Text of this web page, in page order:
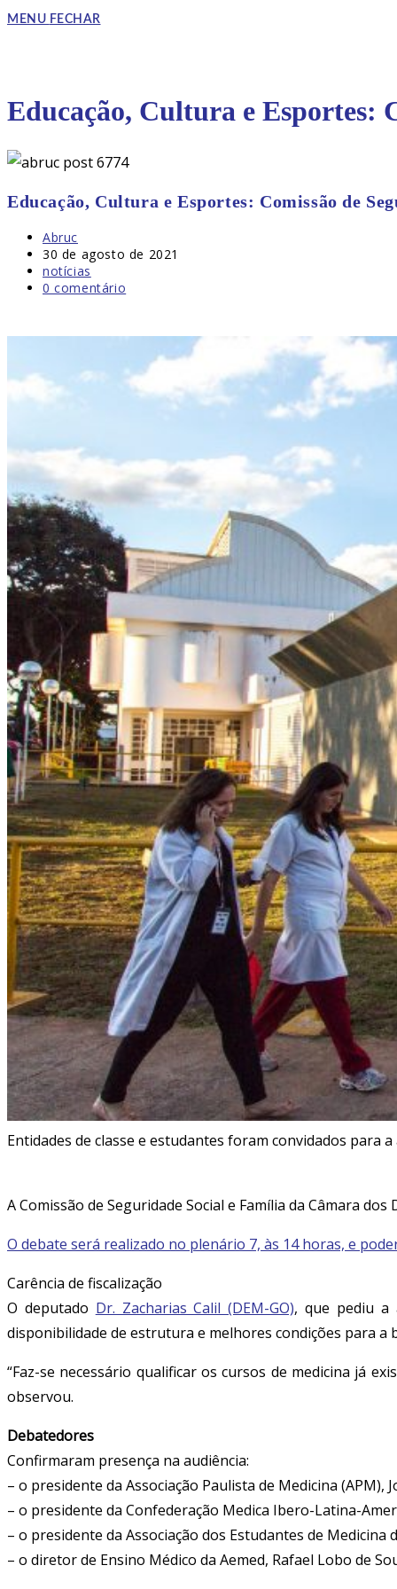
SITE
panel.
MENU FECHAR
Educação, Cultura e Esportes:
Educação, Cultura e Esportes: Comissão de
Autor
do
post:
Abruc
Post
publicado:
30 de agosto de 2021
Categoria
do
notícias
Comentários
0 comentário
Entidades de classe e estudantes foram convidados para a
A Comissão de Seguridade Social e Família da Câmara
O debate será realizado no plenário 7, às 14 horas, e
Carência de fiscalização
O deputado Dr. Zacharias Calil (DEM-GO), que pediu a
disponibilidade de estrutura e melhores condições para
“Faz-se necessário qualificar os cursos de medicina já
observou.
Debatedores
Confirmaram presença na audiência:
– o presidente da Associação Paulista de Medicina (APM),
– o presidente da Confederação Medica Ibero-Latina-
– o presidente da Associação dos Estudantes de Medicina
– o diretor de Ensino Médico da Aemed, Rafael Lobo de